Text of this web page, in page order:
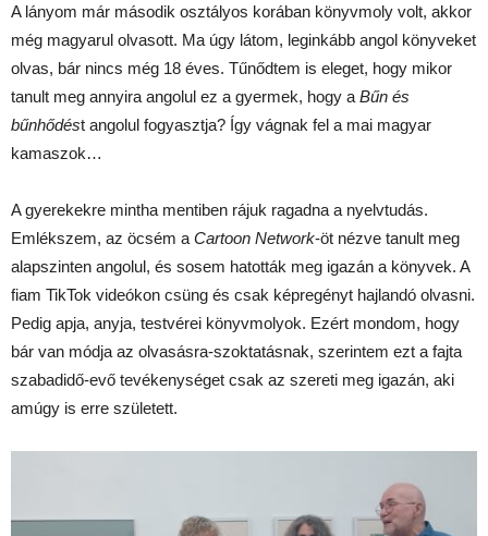
A lányom már második osztályos korában könyvmoly volt, akkor
még magyarul olvasott. Ma úgy látom, leginkább angol könyveket
olvas, bár nincs még 18 éves. Tűnődtem is eleget, hogy mikor
tanult meg annyira angolul ez a gyermek, hogy a Bűn és
bűnhődést angolul fogyasztja? Így vágnak fel a mai magyar
kamaszok…
A gyerekekre mintha mentiben rájuk ragadna a nyelvtudás.
Emlékszem, az öcsém a Cartoon Network-öt nézve tanult meg
alapszinten angolul, és sosem hatották meg igazán a könyvek. A
fiam TikTok videókon csüng és csak képregényt hajlandó olvasni.
Pedig apja, anyja, testvérei könyvmolyok. Ezért mondom, hogy
bár van módja az olvasásra-szoktatásnak, szerintem ezt a fajta
szabadidő-evő tevékenységet csak az szereti meg igazán, aki
amúgy is erre született.